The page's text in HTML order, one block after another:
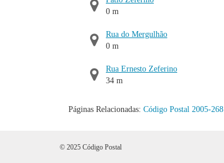
0 m
Rua do Mergulhão
0 m
Rua Ernesto Zeferino
34 m
Páginas Relacionadas: Código Postal 2005-268
© 2025 Código Postal